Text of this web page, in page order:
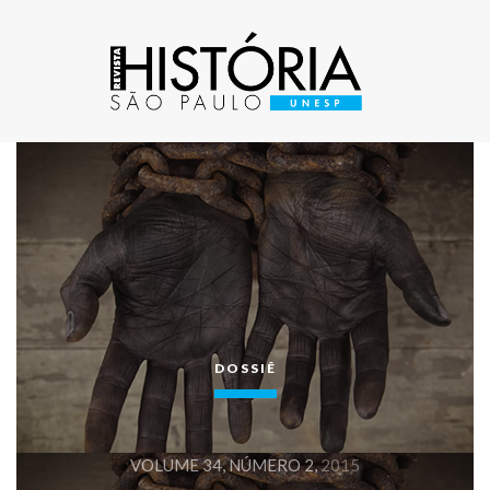
DOSSIÊ
VOLUME 34, NÚMERO 2,2015